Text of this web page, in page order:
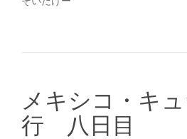
メキシコ・キ
行 八日目